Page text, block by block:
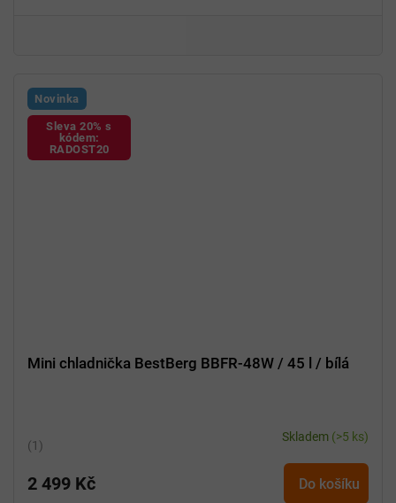
Novinka
Sleva 20% s
kódem:
RADOST20
Mini chladnička BestBerg BBFR-48W / 45 l / bílá
Průměrné
produktu
Skladem (>5 ks)
2 499 Kč Do košíku